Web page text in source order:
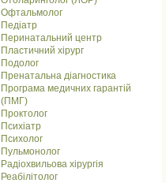
Офтальмолог
Педіатр
Перинатальний центр
Пластичний хірург
Подолог
Пренатальна діагностика
Програма медичних гарантій
(ПМГ)
Проктолог
Психіатр
Психолог
Пульмонолог
Радіохвильова хірургія
Реабілітолог